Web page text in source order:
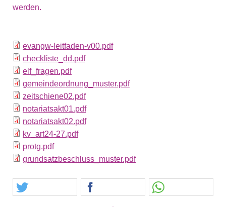
werden.
evangw-leitfaden-v00.pdf
checkliste_dd.pdf
elf_fragen.pdf
gemeindeordnung_muster.pdf
zeitschiene02.pdf
notariatsakt01.pdf
notariatsakt02.pdf
kv_art24-27.pdf
protg.pdf
grundsatzbeschluss_muster.pdf